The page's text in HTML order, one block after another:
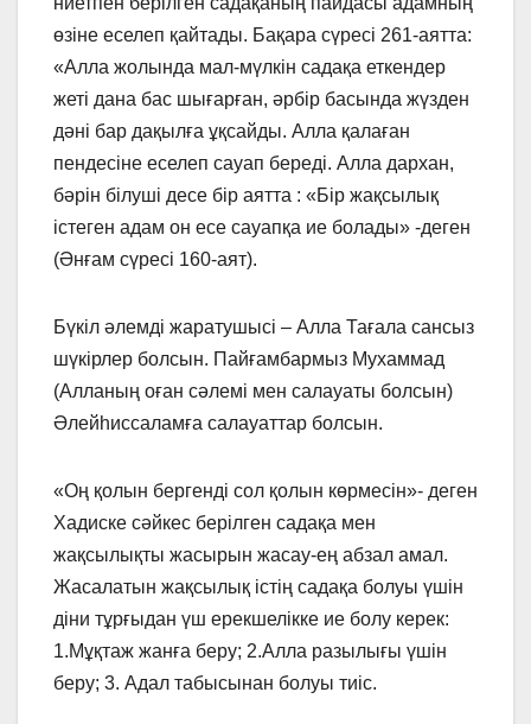
өзіне еселеп қайтады. Бақара сүресі 261-аятта:
«Алла жолында мал-мүлкін садақа еткендер
жеті дана бас шығарған, әрбір басында жүзден
дәні бар дақылға ұқсайды. Алла қалаған
пендесіне еселеп сауап береді. Алла дархан,
бәрін білуші десе бір аятта : «Бір жақсылық
істеген адам он есе сауапқа ие болады» -деген
(Әнғам сүресі 160-аят).
Бүкіл әлемді жаратушысі – Алла Тағала сансыз
шүкірлер болсын. Пайғамбармыз Мухаммад
(Алланың оған сәлемі мен салауаты болсын)
Әлейһиссаламға салауаттар болсын.
«Оң қолын бергенді сол қолын көрмесін»- деген
Хадиске сәйкес берілген садақа мен
жақсылықты жасырын жасау-ең абзал амал.
Жасалатын жақсылық істің садақа болуы үшін
діни тұрғыдан үш ерекшелікке ие болу керек:
1.Мұқтаж жанға беру; 2.Алла разылығы үшін
беру; 3. Адал табысынан болуы тиіс.